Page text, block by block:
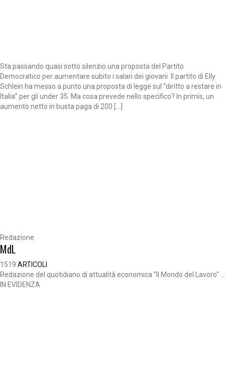
Sta passando quasi sotto silenzio una proposta del Partito
Democratico per aumentare subito i salari dei giovani. Il partito di Elly
Schlein ha messo a punto una proposta di legge sul “diritto a restare in
Italia” per gli under 35. Ma cosa prevede nello specifico? In primis, un
aumento netto in busta paga di 200 […]
Redazione
MdL
1519 ARTICOLI
Redazione del quotidiano di attualità economica "Il Mondo del Lavoro" ...
IN EVIDENZA